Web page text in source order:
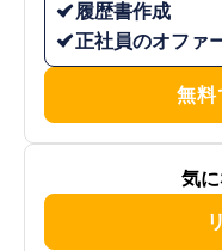
履歴書作成
正社員のオファ
無料
気